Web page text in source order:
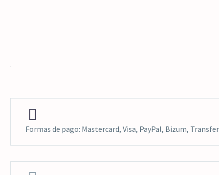
.


Formas de pago: Mastercard, Visa, PayPal, Bizum,